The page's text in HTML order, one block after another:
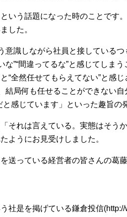
いう話題になった時のことです。
した。
意識しながら社員と接している
な”“間違ってるな”と感じてしま
“全然任せてもらえてない”と感
結局何も任せることができない
感じています」といった趣旨の
それは言えている。実態はそう
ようにお見受けしました。
送っている経営者の皆さんの葛
社是を掲げている鎌倉投信